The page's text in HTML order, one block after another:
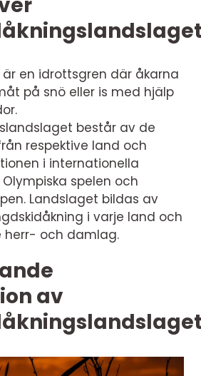
är en idrottsgren där åkarna
på snö eller is med hjälp
består av de
respektive land och
i internationella
spelen och
Landslaget bildas av
i varje land och
herr- och damlag.
av